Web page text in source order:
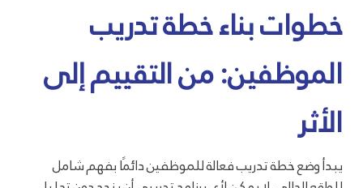
خطوات بناء خطة تدريب
الموظفين: من التقييم إلى
الأثر
يبدأ وضع خطة تدريب فعالة للموظفين دائمًا بفهم شامل